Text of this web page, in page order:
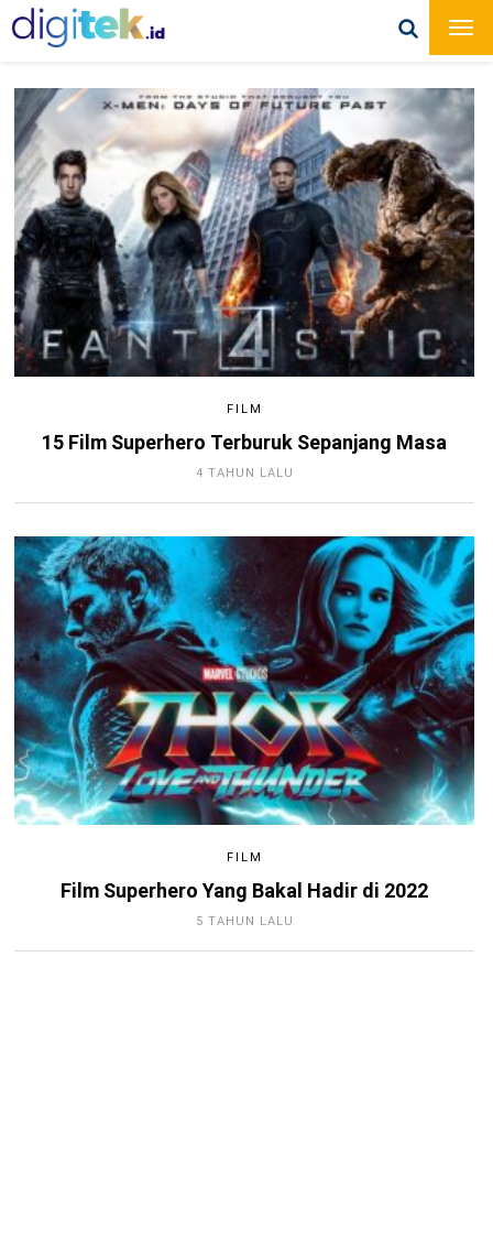
FILM
15 Film Superhero Terburuk Sepanjang Masa
4 TAHUN LALU
FILM
Film Superhero Yang Bakal Hadir di 2022
5 TAHUN LALU